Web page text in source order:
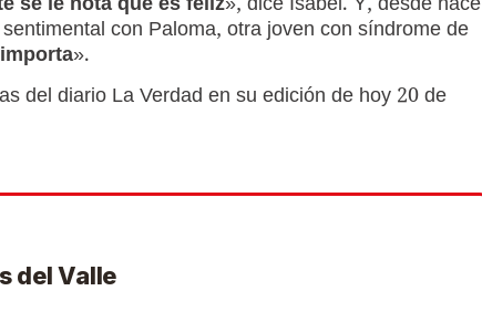
con Paloma, otra joven con síndrome de
».
del diario La Verdad en su edición de hoy 20 de
del Valle